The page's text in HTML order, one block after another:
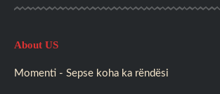
About US
Momenti - Sepse koha ka rëndësi